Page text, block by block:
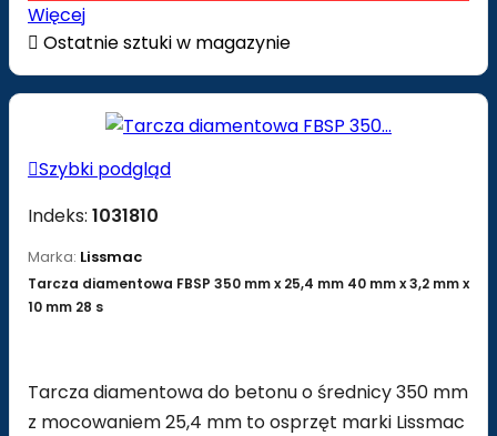
Więcej
 Ostatnie sztuki w magazynie
Szybki podgląd
Indeks: 1031810
Marka: Lissmac
Tarcza diamentowa FBSP 350 mm x 25,4 mm 40 mm x 3,2 mm x
10 mm 28 s
Tarcza diamentowa do betonu o średnicy 350 mm
z mocowaniem 25,4 mm to osprzęt marki Lissmac